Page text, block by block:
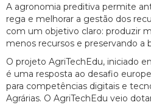
A agronomia preditiva permite
rega e melhorar a gestão dos
com um objetivo claro: produzir
menos recursos e preservando a
O projeto AgriTechEdu, iniciado
é uma resposta ao desafio
para competências digitais e
Agrárias. O AgriTechEdu veio